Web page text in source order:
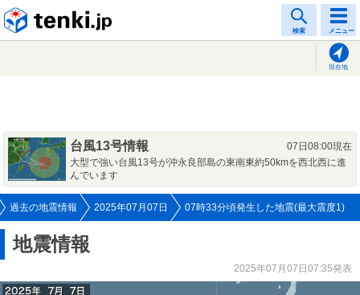
検索 メニュー
現在地
台風13号情報
07日08:00現在
大型で強い台風13号が沖永良部島の東南東約50kmを西北西に進
んでいます
過去の地震情報 2025年07月07日 07時33分頃発生した地震(最大震度1)
地震情報
2025年07月07日07:35発表